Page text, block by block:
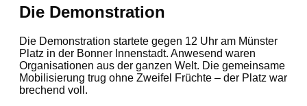
Die Demonstration
Die Demonstration startete gegen 12 Uhr am Münster
Platz in der Bonner Innenstadt. Anwesend waren
Organisationen aus der ganzen Welt. Die gemeinsame
Mobilisierung trug ohne Zweifel Früchte – der Platz war
brechend voll.